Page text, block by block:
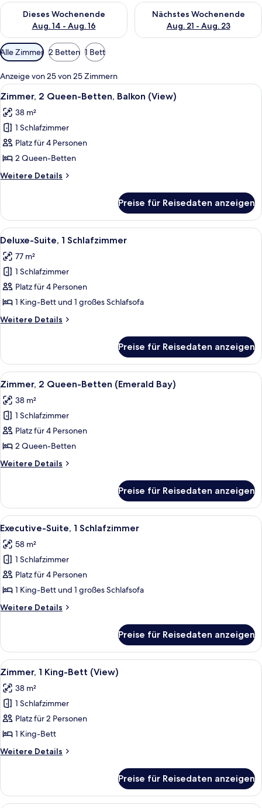
Dieses Wochenende
Aug. 14 - Aug. 16
Überprüfe die Verfügbarkeit für dieses Wochenende, Aug. 14
Nächstes Wochenende
Aug. 21 - Aug. 23
Überprüfe die Verfügbarkeit
Verfügbare
Filter
für
Zimmer
Alle Zimmer 2 Betten 1 Bett
Anzeige von 25 von 25 Zimmern
Alle
Fotos
für
Zimmer,
2 Queen-
Betten,
Balkon
(View)
Ein geräumiger Innenhof mit hoher
4
Zimmer, 2 Queen-Betten, Balkon (View)
38 m²
1 Schlafzimmer
Platz für 4 Personen
2 Queen-Betten
Weitere Details
Weitere
2 Queen-
Betten,
Balkon
Preise für Reisedaten anzeigen
Alle
Fotos
für
Deluxe-
Suite,
1
Schlafzimmer
anzeigen
Ein geräumiges Wohnzimmer mit
3
Deluxe-Suite, 1 Schlafzimmer
77 m²
1 Schlafzimmer
Platz für 4 Personen
1 King-Bett und 1 großes Schlafsofa
Weitere Details
Weitere
Suite,
Schlafzimmer
Preise für Reisedaten anzeigen
Alle
Fotos
für
Zimmer,
2 Queen-
Betten
(Emerald
Bay)
Ein Hotelzimmer mit zwei Betten,
5
Zimmer, 2 Queen-Betten (Emerald Bay)
38 m²
1 Schlafzimmer
Platz für 4 Personen
2 Queen-Betten
Weitere Details
Weitere
2 Queen-
Betten
(Emerald
Preise für Reisedaten anzeigen
Alle
Fotos
für
Executive-
Suite,
1
Schlafzimmer
anzeigen
Ein modernes Wohnzimmer mit
5
Executive-Suite, 1 Schlafzimmer
58 m²
1 Schlafzimmer
Platz für 4 Personen
1 King-Bett und 1 großes Schlafsofa
Weitere Details
Weitere
Suite,
Schlafzimmer
Preise für Reisedaten anzeigen
Alle
Fotos
für
Zimmer,
1 King-
Bett
(View)
anzeigen
Ein Hotelzimmer mit einem großen
6
Zimmer, 1 King-Bett (View)
38 m²
1 Schlafzimmer
Platz für 2 Personen
1 King-Bett
Weitere Details
Weitere
1 King-
Bett
Preise für Reisedaten anzeigen